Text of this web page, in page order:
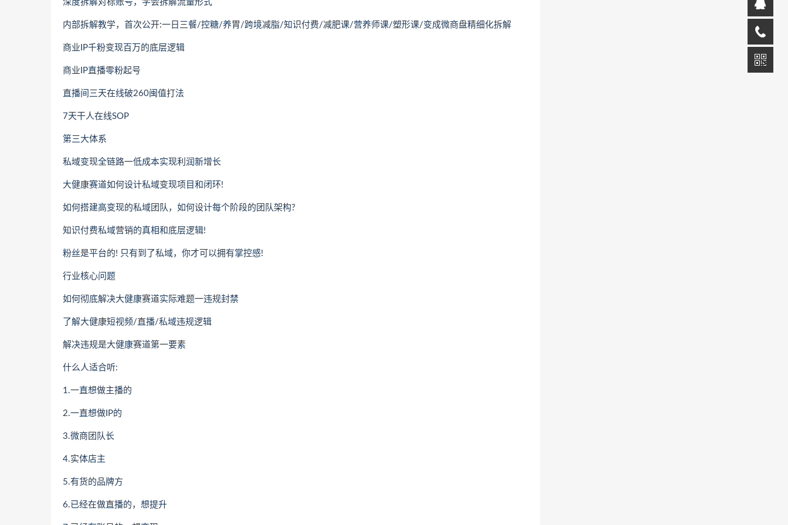
深度拆解对标账号，学会拆解流量形式
内部拆解教学，首次公开:一日三餐/控糖/养胃/跨境减脂/知识付费/减肥课/营养师课/塑形课/变成微商盘精细化拆解
商业IP千粉变现百万的底层逻辑
商业IP直播零粉起号
直播间三天在线破260闽值打法
7天干人在线SOP
第三大体系
私域变现全链路一低成本实现利润新增长
大健康赛道如何设计私域变现项目和闭环!
如何搭建高变现的私域团队，如何设计每个阶段的团队架构?
知识付费私域营销的真相和底层逻辑!
粉丝是平台的! 只有到了私域，你才可以拥有掌控感!
行业核心问题
如何彻底解决大健康赛道实际难题一违规封禁
了解大健康短视频/直播/私域违规逻辑
解决违规是大健康赛道第一要素
什么人适合听:
1.一直想做主播的
2.一直想做IP的
3.微商团队长
4.实体店主
5.有货的品牌方
6.已经在做直播的，想提升